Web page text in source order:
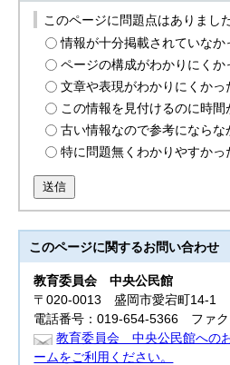
このページに問題点はありまし
情報が十分掲載されていなか
ページの構成がわかりにくか
文章や表現がわかりにくかっ
この情報を見付けるのに時間
古い情報なので参考にならな
特に問題無くわかりやすかっ
送信
このページに関するお問い合わせ
教育委員会中央公民館
〒020-0013 盛岡市愛宕町14-1
電話番号：019-654-5366 ファ
教育委員会 中央公民館への
ームをご利用ください。